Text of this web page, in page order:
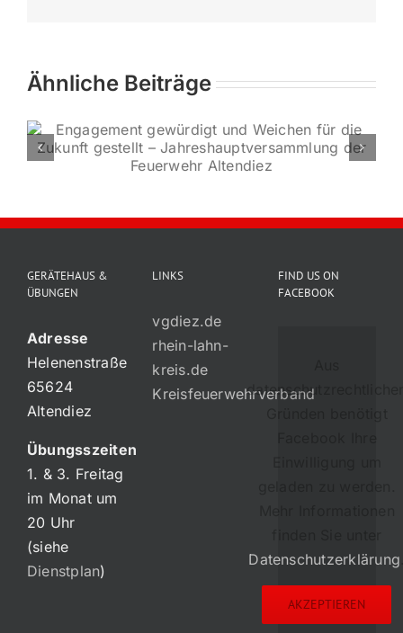
Ähnliche Beiträge
Spende für
GERÄTEHAUS &
ÜBUNGEN
Adresse
Helenenstraße
65624
Altendiez
Übungsszeiten
1. & 3. Freitag
im Monat um
20 Uhr
(siehe
Dienstplan)
LINKS
vgdiez.de
rhein-lahn-
kreis.de
Kreisfeuerwehrverband
FIND US ON
FACEBOOK
Datenschutzerklärung
AKZEPTIEREN